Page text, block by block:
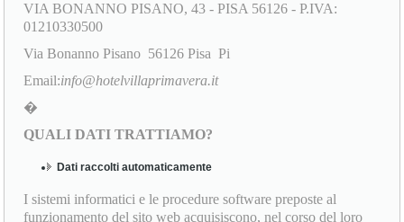
VIA BONANNO PISANO, 43 - PISA 56126 - P.IVA:
01210330500
Via Bonanno Pisano 56126 Pisa Pi
Email:info@hotelvillaprimavera.it
�
QUALI DATI TRATTIAMO?
Dati raccolti automaticamente
I sistemi informatici e le procedure software preposte al
funzionamento del sito web acquisiscono, nel corso del loro